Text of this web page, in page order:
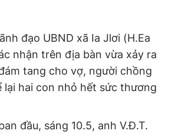
Bạn cần biết
Liên hệ quảng cáo
đạo UBND xã Ia Jlơi (H.Ea
nhận trên địa bàn vừa xảy ra
tang cho vợ, người chồng
lại hai con nhỏ hết sức thương
đầu, sáng 10.5, anh V.Đ.T.